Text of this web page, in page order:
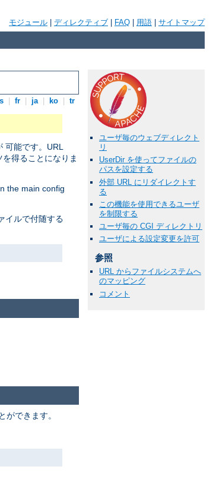
モジュール ディレクティブ FAQ 用語 サイトマップ
fr ja ko tr
可能です。URL
得ることになりま
the main config
イルで付随する
ユーザ毎のウェブディレクト
リ
UserDir を使ってファイルの
パスを設定する
外部 URL にリダイレクトす
る
この機能を使用できるユーザ
を制限する
ユーザ毎の CGI ディレクトリ
ユーザによる設定変更を許可
参照
URL からファイルシステムへ
のマッピング
コメント
できます。